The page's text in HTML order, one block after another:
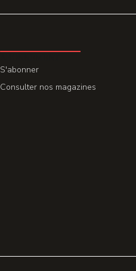
S'abonner
Consulter nos magazines